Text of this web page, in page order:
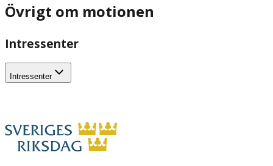
Övrigt om motionen
Intressenter
Intressenter